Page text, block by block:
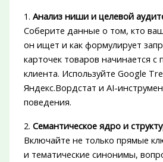
1. Анализ ниши и целевой
Соберите данные о том, кто
он ищет и как формулирует
карточек товаров начинается с
клиента. Используйте Google
Яндекс.Вордстат и AI-
поведения.
2. Семантическое ядро и
Включайте не только прямые
и тематические синонимы,